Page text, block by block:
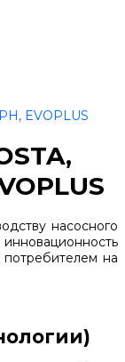
EVOPLUS
насосного
на